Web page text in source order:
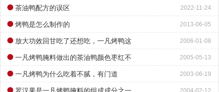
知道
茶油鸭配方的误区 2022-11-24
烤鸭是怎么制作的 2013-06-05
放大功效回甘吃了还想吃，一凡烤鸭这
样做
2006-01-08
一凡烤鸭腌料做出的茶油鸭颜色枣红不
变色的答案
2005-05-13
一凡烤鸭为什么吃着不腻，有门道 2003-06-19